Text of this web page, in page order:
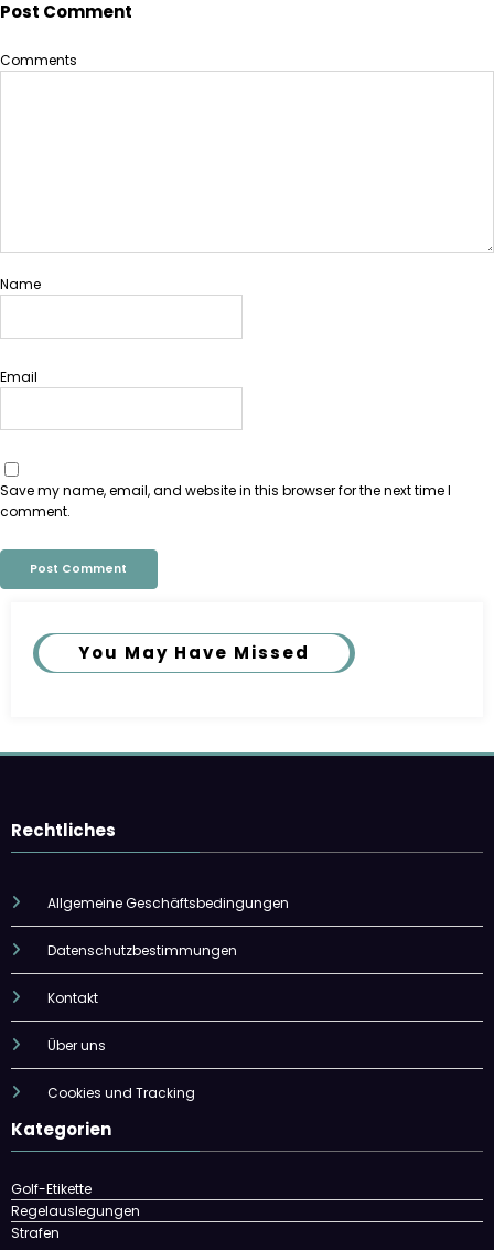
Post Comment
Comments
Name
Email
Save my name, email, and website in this browser for the next time I
comment.
You May Have Missed
Rechtliches
Allgemeine Geschäftsbedingungen
Datenschutzbestimmungen
Kontakt
Über uns
Cookies und Tracking
Kategorien
Golf-Etikette
Regelauslegungen
Strafen